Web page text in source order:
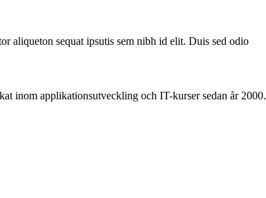
aliqueton sequat ipsutis sem nibh id elit. Duis sed odio
inom applikationsutveckling och IT-kurser sedan år 2000.